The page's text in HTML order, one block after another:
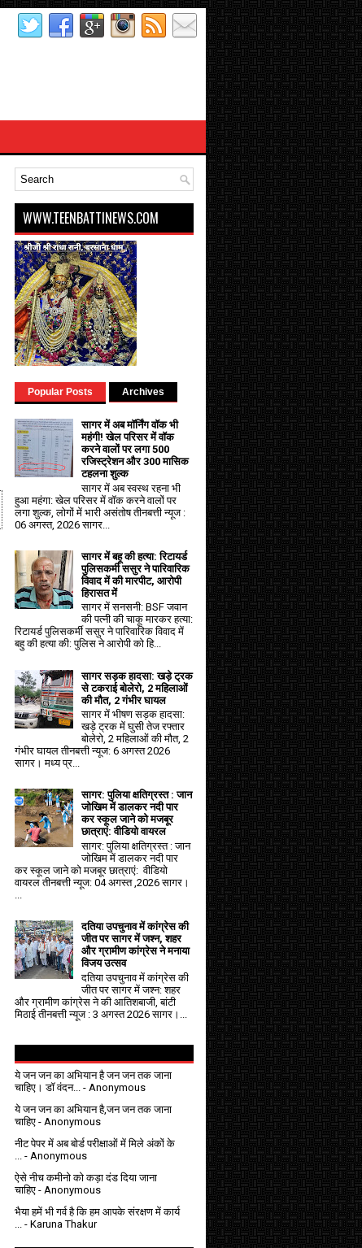
WWW.TEENBATTINEWS.COM
Popular Posts Archives
सागर में अब मॉर्निंग वॉक भी
महंगी! खेल परिसर में वॉक
करने वालों पर लगा ₹500
रजिस्ट्रेशन और ₹300 मासिक
टहलना शुल्क
सागर में अब स्वस्थ रहना भी
हुआ महंगा: खेल परिसर में वॉक करने वालों पर
लगा शुल्क, लोगों में भारी असंतोष तीनबत्ती न्यूज :
06 अगस्त, 2026 सागर...
सागर में बहू की हत्या: रिटायर्ड
पुलिसकर्मी ससुर ने पारिवारिक
विवाद में की मारपीट, आरोपी
हिरासत में
सागर में सनसनी: BSF जवान
की पत्नी की चाकू मारकर हत्या:
रिटायर्ड पुलिसकर्मी ससुर ने पारिवारिक विवाद में
बहु की हत्या की: पुलिस ने आरोपी को हि...
सागर सड़क हादसा: खड़े ट्रक
से टकराई बोलेरो, 2 महिलाओं
की मौत, 2 गंभीर घायल
सागर में भीषण सड़क हादसा:
खड़े ट्रक में घुसी तेज रफ्तार
बोलेरो, 2 महिलाओं की मौत, 2
गंभीर घायल तीनबत्ती न्यूज: 6 अगस्त 2026
सागर। मध्य प्र...
सागर: पुलिया क्षतिग्रस्त : जान
जोखिम में डालकर नदी पार
कर स्कूल जाने को मजबूर
छात्राएं: वीडियो वायरल
सागर: पुलिया क्षतिग्रस्त : जान
जोखिम में डालकर नदी पार
कर स्कूल जाने को मजबूर छात्राएं: वीडियो
वायरल तीनबत्ती न्यूज: 04 अगस्त ,2026 सागर।
...
दतिया उपचुनाव में कांग्रेस की
जीत पर सागर में जश्न, शहर
और ग्रामीण कांग्रेस ने मनाया
विजय उत्सव
दतिया उपचुनाव में कांग्रेस की
जीत पर सागर में जश्न: शहर
और ग्रामीण कांग्रेस ने की आतिशबाजी, बांटी
मिठाई तीनबत्ती न्यूज : 3 अगस्त 2026 सागर।...
ये जन जन का अभियान है जन जन तक जाना
चाहिए। डॉ वंदन...
- Anonymous
ये जन जन का अभियान है,जन जन तक जाना
चाहिए - Anonymous
नीट पेपर में अब बोर्ड परीक्षाओं में मिले अंकों के
- Anonymous
ऐसे नीच कमीनो को कड़ा दंड दिया जाना
चाहिए - Anonymous
भैया हमें भी गर्व है कि हम आपके संरक्षण में कार्य
- Karuna Thakur